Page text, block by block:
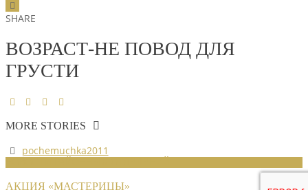
SHARE
ВОЗРАСТ-НЕ ПОВОД ДЛЯ
ГРУСТИ
MORE STORIES
pochemuchka2011
АКЦИЯ «МАСТЕРИЦЫ»